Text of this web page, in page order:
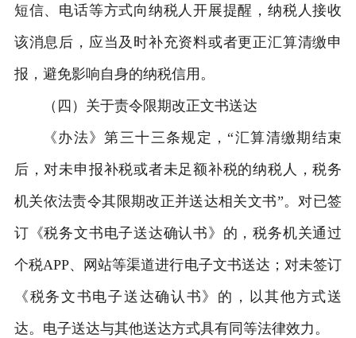
短信、电话等方式向纳税人开展提醒，纳税人接收
该消息后，应当及时补充资料或者更正汇算清缴申
报，避免影响自身的纳税信用。
（四）关于责令限期改正文书送达
《办法》第三十三条规定，“汇算清缴期结束
后，对未申报补税或者未足额补税的纳税人，税务
机关依法责令其限期改正并送达相关文书”。对已签
订《税务文书电子送达确认书》的，税务机关通过
个税APP、网站等渠道进行电子文书送达；对未签订
《税务文书电子送达确认书》的，以其他方式送
达。电子送达与其他送达方式具有同等法律效力。